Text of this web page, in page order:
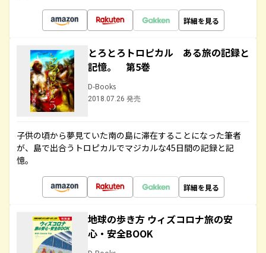
詳細を見る
とろとろトロピカル ある旅の記録と
記憶。 第5巻
D-Books
2018.07.26 発売
子供の頃から夢見ていた南の島に滞在することになった筆者
が、島で出合うトロピカルでマジカルな45日間の記録と記
憶。
詳細を見る
地球の歩き方 ウィズコロナ旅の安
心・安全BOOK